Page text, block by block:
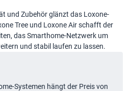
und Zubehör glänzt das Loxone-
Tree und Loxone Air schafft der
das Smarthome-Netzwerk um
und stabil laufen zu lassen.
Systemen hängt der Preis von